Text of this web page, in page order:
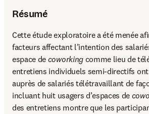
Résumé
Cette étude exploratoire a été menée
facteurs affectant l’intention des
espace de coworking comme lieu de
entretiens individuels semi-directifs
auprès de salariés télétravaillant de
incluant huit usagers d’espaces de
des entretiens montre que les